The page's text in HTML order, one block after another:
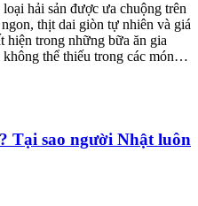
hải sản được ưa chuộng trên
thịt dai giòn tự nhiên và giá
trong những bữa ăn gia
thể thiếu trong các món…
Tại sao người Nhật luôn